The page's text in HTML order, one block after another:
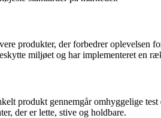
produkter, der forbedrer
miljøet og har implementeret en
produkt gennemgår omhyggelige
der er lette, stive og holdbare.